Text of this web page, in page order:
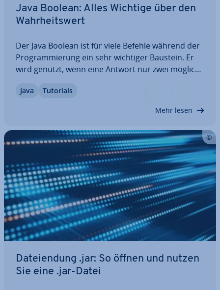
Java Boolean: Alles Wichtige über den
Wahr­heits­wert
Der Java Boolean ist für viele Befehle während der
Pro­gram­mie­rung ein sehr wichtiger Baustein. Er
wird genutzt, wenn eine Antwort nur zwei mögliche
ge­setzt werden, um Aktionen durch­zu­füh­ren oder
Java Tutorials
Mehr lesen
Da­tei­endung .jar: So öffnen und nutzen
Sie eine .jar-Datei